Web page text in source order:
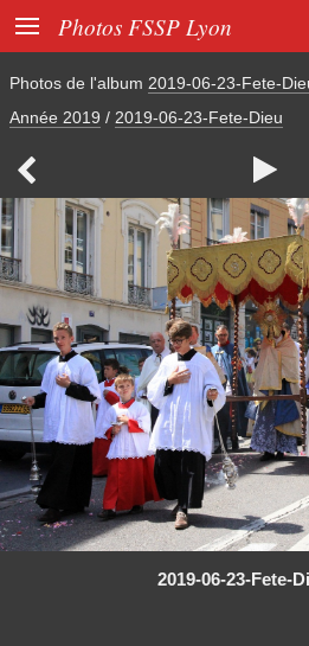
 Photos FSSP Lyon
Photos de l'album 2019-06-23-Fete-
Année 2019 / 2019-06-23-Fete-Dieu
 
2019-06-23-Fete-